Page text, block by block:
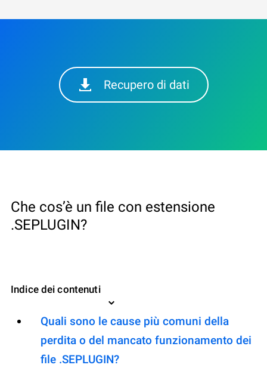
Recupero di dati
Che cos’è un file con estensione
.SEPLUGIN?
Indice dei contenuti
Quali sono le cause più comuni della
perdita o del mancato funzionamento dei
file .SEPLUGIN?